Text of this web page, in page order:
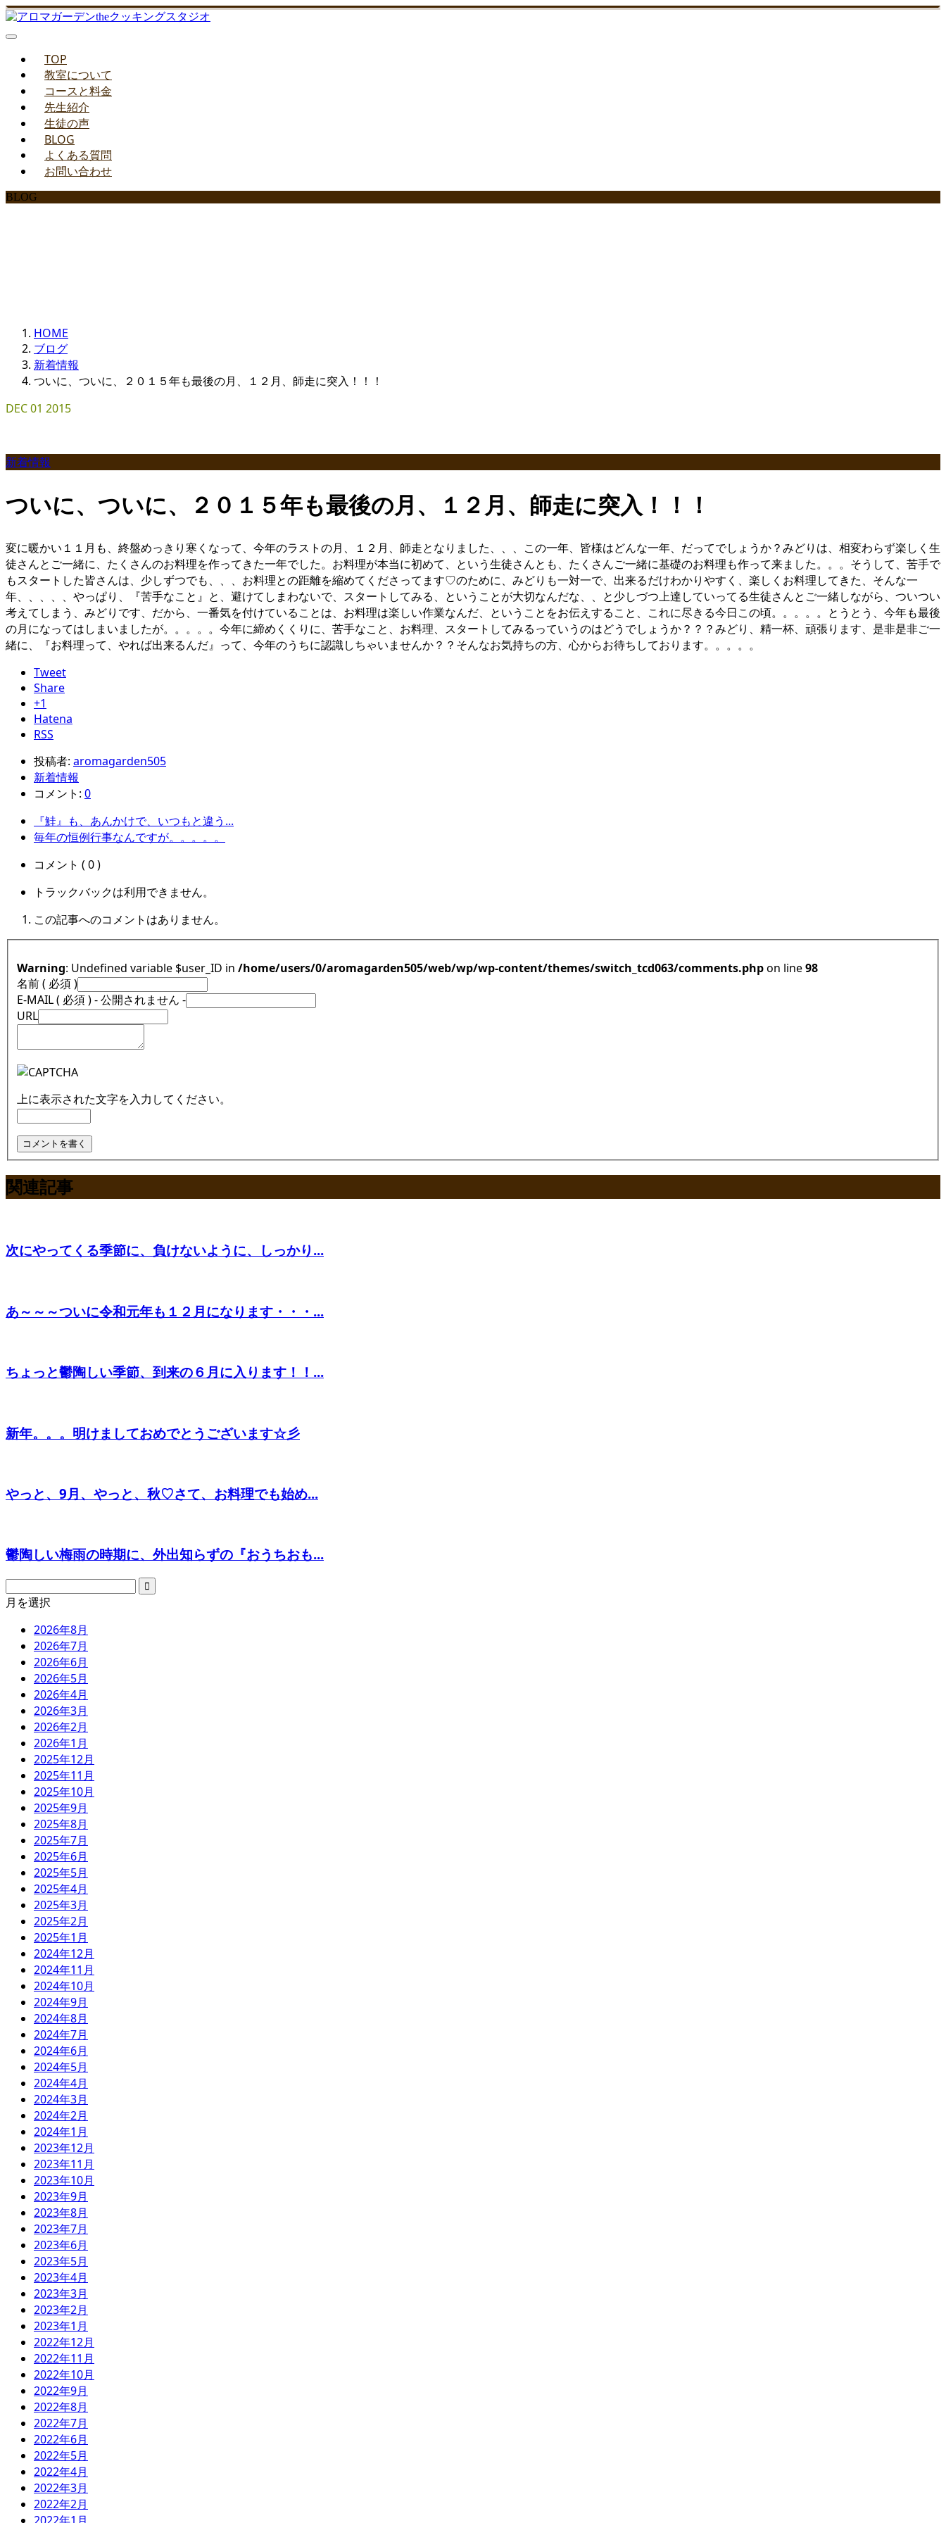
TOP
教室について
コースと料金
先生紹介
生徒の声
BLOG
よくある質問
お問い合わせ
BLOG
HOME
ブログ
新着情報
ついに、ついに、２０１５年も最後の月、１２月、師走に突入！！！
DEC01 2015
新着情報
ついに、ついに、２０１５年も最後の月、１２月、師走に突入！！！
変に暖かい１１月も、終盤めっきり寒くなって、今年のラストの月、１２月、師走となりました、、、この一年、皆様はどんな一年、だってでしょうか？みどりは、相変わらず楽しく生
徒さんとご一緒に、たくさんのお料理を作ってきた一年でした。お料理が本当に初めて、という生徒さんとも、たくさんご一緒に基礎のお料理も作って来ました。。。そうして、苦手で
もスタートした皆さんは、少しずつでも、、、お料理との距離を縮めてくださってます♡のために、みどりも一対一で、出来るだけわかりやすく、楽しくお料理してきた、そんな一
年、、、、、やっぱり、『苦手なこと』と、避けてしまわないで、スタートしてみる、ということが大切なんだな、、と少しづつ上達していってる生徒さんとご一緒しながら、ついつい
考えてしまう、みどりです、だから、一番気を付けていることは、お料理は楽しい作業なんだ、ということをお伝えすること、これに尽きる今日この頃。。。。。とうとう、今年も最後
の月になってはしまいましたが。。。。。今年に締めくくりに、苦手なこと、お料理、スタートしてみるっていうのはどうでしょうか？？？みどり、精一杯、頑張ります、是非是非ご一
緒に、『お料理って、やれば出来るんだ』って、今年のうちに認識しちゃいませんか？？そんなお気持ちの方、心からお待ちしております。。。。。
Tweet
Share
+1
Hatena
RSS
投稿者: aromagarden505
新着情報
コメント: 0
『鮭』も、あんかけで、いつもと違う...
毎年の恒例行事なんですが。。。。。
コメント ( 0 )
トラックバックは利用できません。
この記事へのコメントはありません。
Warning : Undefined variable $user_ID in /home/users/0/aromagarden505/web/wp/wp-content/themes/switch_tcd063/comments.phpon line98
名前 ( 必須 )
E-MAIL ( 必須 ) - 公開されません -
URL
上に表示された文字を入力してください。
関連記事
次にやってくる季節に、負けないように、しっかり...
あ～～～ついに令和元年も１２月になります・・・...
ちょっと鬱陶しい季節、到来の６月に入ります！！...
新年。。。明けましておめでとうございます☆彡
やっと、9月、やっと、秋♡さて、お料理でも始め...
鬱陶しい梅雨の時期に、外出知らずの『おうちおも...
月を選択
2026年8月
2026年7月
2026年6月
2026年5月
2026年4月
2026年3月
2026年2月
2026年1月
2025年12月
2025年11月
2025年10月
2025年9月
2025年8月
2025年7月
2025年6月
2025年5月
2025年4月
2025年3月
2025年2月
2025年1月
2024年12月
2024年11月
2024年10月
2024年9月
2024年8月
2024年7月
2024年6月
2024年5月
2024年4月
2024年3月
2024年2月
2024年1月
2023年12月
2023年11月
2023年10月
2023年9月
2023年8月
2023年7月
2023年6月
2023年5月
2023年4月
2023年3月
2023年2月
2023年1月
2022年12月
2022年11月
2022年10月
2022年9月
2022年8月
2022年7月
2022年6月
2022年5月
2022年4月
2022年3月
2022年2月